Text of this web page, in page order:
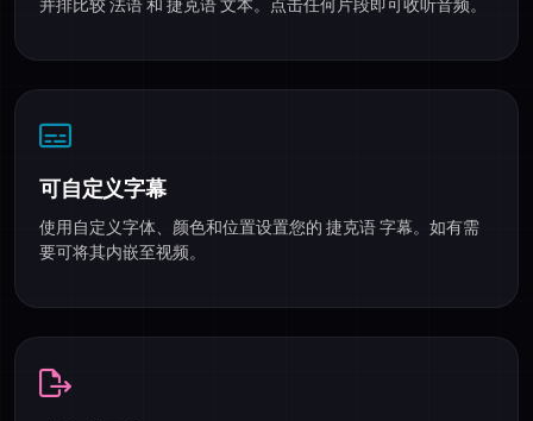
并排比较 法语 和 捷克语 文本。点击任何片段即可收听音频。
可自定义字幕
使用自定义字体、颜色和位置设置您的 捷克语 字幕。如有需
要可将其内嵌至视频。